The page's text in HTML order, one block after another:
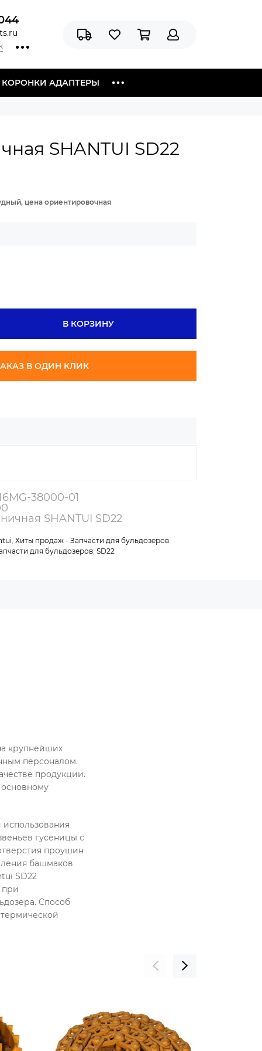
КОРОНКИ АДАПТЕРЫ
SHANTUI SD22
цена ориентировочная
(БРЕНД ТОРГОВЫЙ):
В КОРЗИНУ
В ОДИН КЛИК
38000-01
SHANTUI SD22
Хиты продаж - Запчасти для бульдозеров
для бульдозеров SD22
крупнейших
персоналом.
продукции.
основному
использования
гусеницы с
проушин
башмаков
SD22
при
Cпособ